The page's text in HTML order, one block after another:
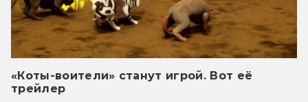
«Коты-воители» станут игрой. Вот её
трейлер